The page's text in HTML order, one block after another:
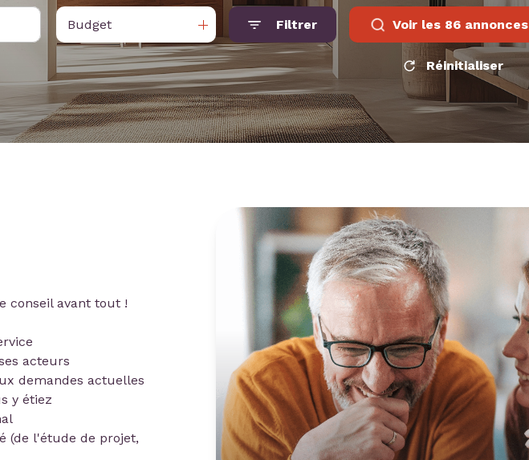
Budget Filtrer Voir les 86annonces
Réinitialiser
conseil avant tout !
acteurs
demandes actuelles
y étiez
(de l'étude de projet,